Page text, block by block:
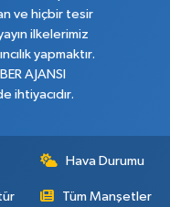
ve hiçbir tesir
ilkelerimiz
yapmaktır.
AJANSI
ihtiyacıdır.
Hava Durumu
Tüm Manşetler